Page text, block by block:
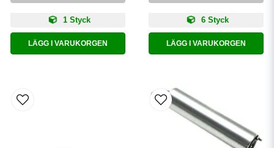
1 Styck
LÄGG I VARUKORGEN
6 Styck
LÄGG I VARUKORGEN